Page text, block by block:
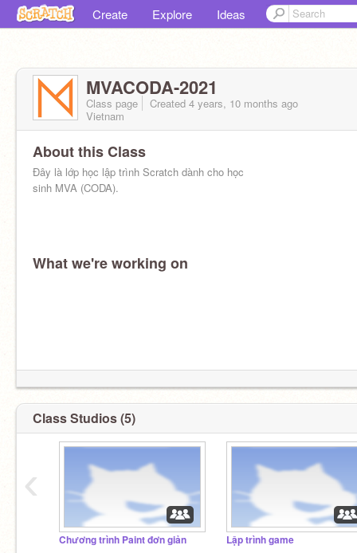
Create Explore Ideas
MVACODA-2021
Class page
Created 4 years, 10 months ago
Vietnam
About this Class
Đây là lớp học lập trình Scratch dành cho học
sinh MVA (CODA).
What we're working on
Class Studios (5)
Chương trình Paint đơn giản Lập trình game
‹